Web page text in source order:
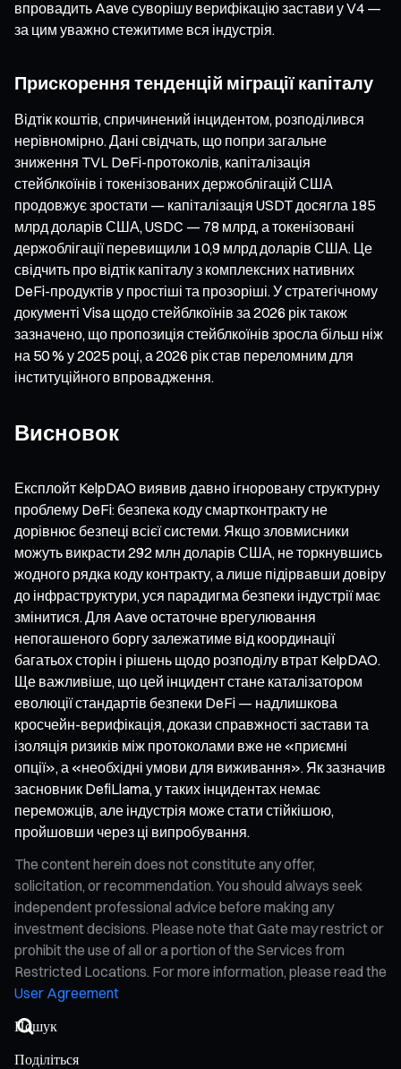
впровадить Aave суворішу верифікацію застави у V4 —
за цим уважно стежитиме вся індустрія.
Прискорення тенденцій міграції капіталу
Відтік коштів, спричинений інцидентом, розподілився
нерівномірно. Дані свідчать, що попри загальне
зниження TVL DeFi-протоколів, капіталізація
стейблкоїнів і токенізованих держоблігацій США
продовжує зростати — капіталізація USDT досягла 185
млрд доларів США, USDC — 78 млрд, а токенізовані
держоблігації перевищили 10,9 млрд доларів США. Це
свідчить про відтік капіталу з комплексних нативних
DeFi-продуктів у простіші та прозоріші. У стратегічному
документі Visa щодо стейблкоїнів за 2026 рік також
зазначено, що пропозиція стейблкоїнів зросла більш ніж
на 50 % у 2025 році, а 2026 рік став переломним для
інституційного впровадження.
Висновок
Експлойт KelpDAO виявив давно ігноровану структурну
проблему DeFi: безпека коду смартконтракту не
дорівнює безпеці всієї системи. Якщо зловмисники
можуть викрасти 292 млн доларів США, не торкнувшись
жодного рядка коду контракту, а лише підірвавши довіру
до інфраструктури, уся парадигма безпеки індустрії має
змінитися. Для Aave остаточне врегулювання
непогашеного боргу залежатиме від координації
багатьох сторін і рішень щодо розподілу втрат KelpDAO.
Ще важливіше, що цей інцидент стане каталізатором
еволюції стандартів безпеки DeFi — надлишкова
кросчейн-верифікація, докази справжності застави та
ізоляція ризиків між протоколами вже не «приємні
опції», а «необхідні умови для виживання». Як зазначив
засновник DefiLlama, у таких інцидентах немає
переможців, але індустрія може стати стійкішою,
пройшовши через ці випробування.
The content herein does not constitute any offer,
solicitation, or recommendation. You should always seek
independent professional advice before making any
investment decisions. Please note that Gate may restrict or
prohibit the use of all or a portion of the Services from
Restricted Locations. For more information, please read the
User Agreement
Поділіться